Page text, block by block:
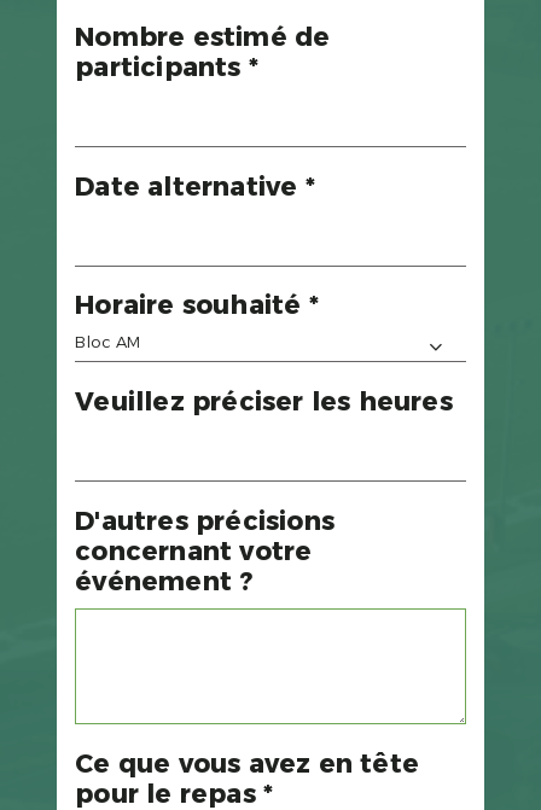
Nombre estimé de
participants *
Date alternative *
Horaire souhaité *
Bloc AM
Veuillez préciser les heures
D'autres précisions
concernant votre
événement ?
Ce que vous avez en tête
pour le repas *